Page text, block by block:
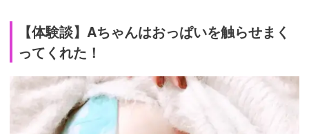
【体験談】Aちゃんはおっぱいを触らせまく
ってくれた！